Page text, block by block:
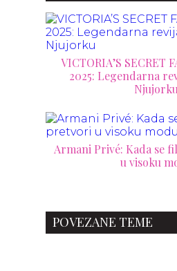
VICTORIA’S SECRET
2025: Legendarna revija održana u
Njujorku
Armani Privé: Kada se
u visoku
POVEZANE TEME